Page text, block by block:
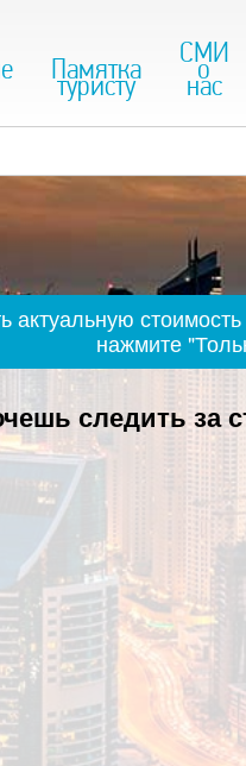
Памятка
туристу
СМИ
о
нас
актуальную
нажмите
следить за